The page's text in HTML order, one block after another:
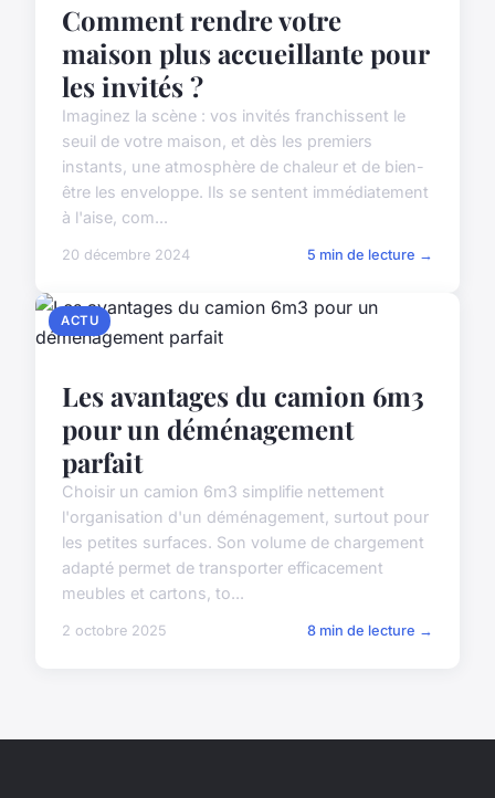
Comment rendre votre
maison plus accueillante pour
les invités ?
Imaginez la scène : vos invités franchissent le
seuil de votre maison, et dès les premiers
instants, une atmosphère de chaleur et de bien-
être les enveloppe. Ils se sentent immédiatement
à l'aise, com...
20 décembre 2024 5 min de lecture →
ACTU
Les avantages du camion 6m3
pour un déménagement
parfait
Choisir un camion 6m3 simplifie nettement
l'organisation d'un déménagement, surtout pour
les petites surfaces. Son volume de chargement
adapté permet de transporter efficacement
meubles et cartons, to...
2 octobre 2025 8 min de lecture →